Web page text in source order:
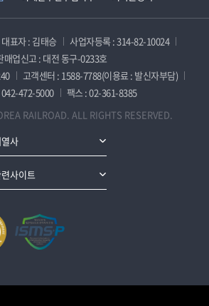
대표자 : 김태승
사업자등록 : 314-82-10024
매업신고 : 대전 동구-0233호
고객센터 : 1588-7788(이용료 : 발신자부담)
472-5000
팩스 : 02-361-8385
RAILROAD. ALL RIGHTS RESERVED.
사
사이트